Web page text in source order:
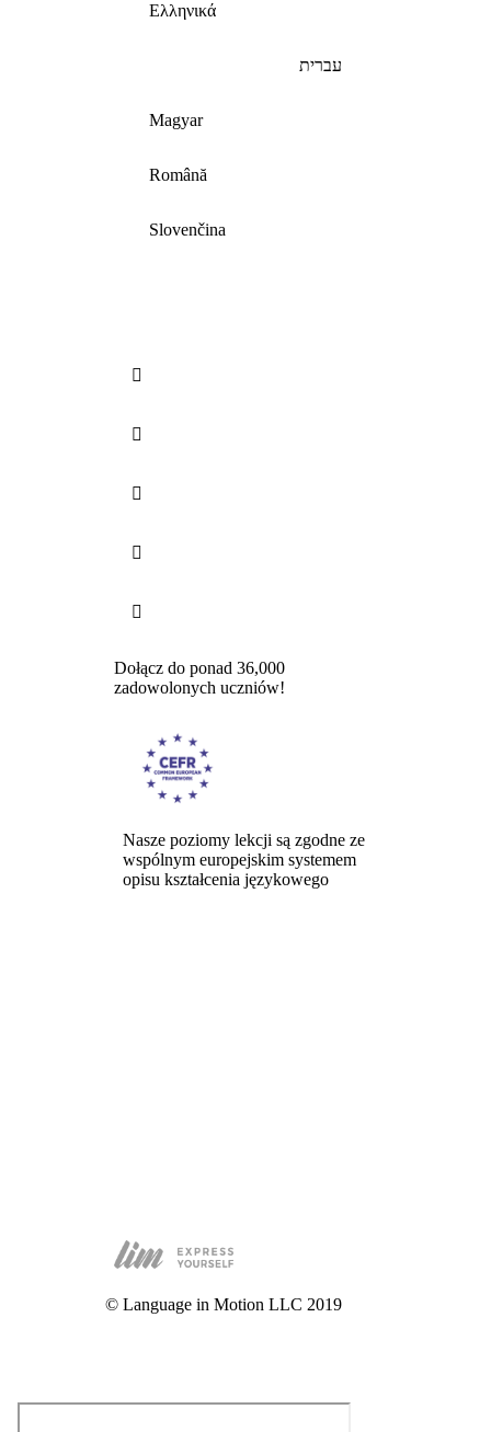
Ελληνικά
עברית
Magyar
Română
Slovenčina





Dołącz do ponad 36,000
zadowolonych uczniów!
Nasze poziomy lekcji są zgodne ze
wspólnym europejskim systemem
opisu kształcenia językowego
© Language in Motion LLC 2019